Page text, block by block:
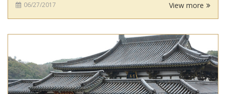
06/27/2017 View more